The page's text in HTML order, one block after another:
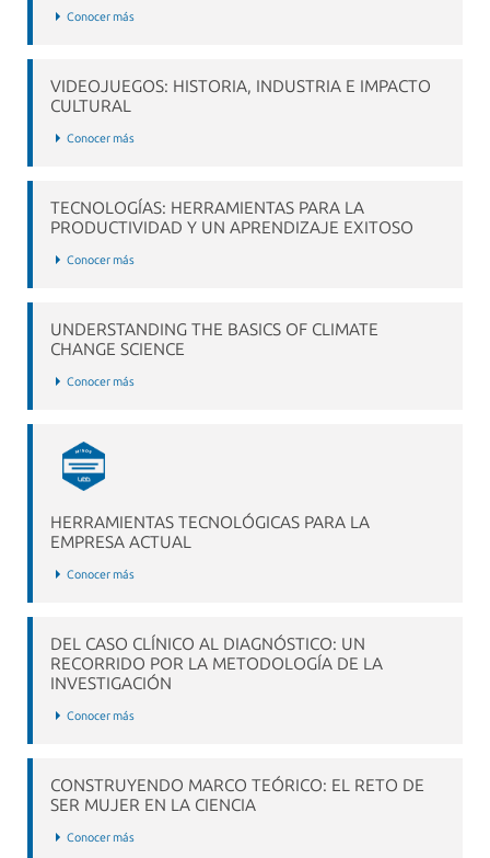
Conocer más
VIDEOJUEGOS: HISTORIA, INDUSTRIA E IMPACTO
CULTURAL
Conocer más
TECNOLOGÍAS: HERRAMIENTAS PARA LA
PRODUCTIVIDAD Y UN APRENDIZAJE EXITOSO
Conocer más
UNDERSTANDING THE BASICS OF CLIMATE
CHANGE SCIENCE
Conocer más
HERRAMIENTAS TECNOLÓGICAS PARA LA
EMPRESA ACTUAL
Conocer más
DEL CASO CLÍNICO AL DIAGNÓSTICO: UN
RECORRIDO POR LA METODOLOGÍA DE LA
INVESTIGACIÓN
Conocer más
CONSTRUYENDO MARCO TEÓRICO: EL RETO DE
SER MUJER EN LA CIENCIA
Conocer más